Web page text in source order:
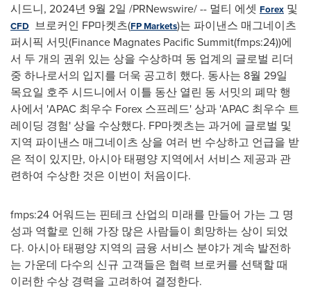
시드니, 2024년 9월 2일 /PRNewswire/ -- 멀티 에셋 Forex 및
CFD 브로커인 FP마켓츠(FP Markets)는 파이낸스 매그네이츠
퍼시픽 서밋(Finance Magnates Pacific Summit(fmps:24))에
서 두 개의 권위 있는 상을 수상하며 동 업계의 글로벌 리더
중 하나로서의 입지를 더욱 공고히 했다. 동사는 8월 29일
목요일 호주 시드니에서 이틀 동산 열린 동 서밋의 폐막 행
사에서 'APAC 최우수 Forex 스프레드' 상과 'APAC 최우수 트
레이딩 경험' 상을 수상했다. FP마켓츠는 과거에 글로벌 및
지역 파이낸스 매그네이츠 상을 여러 번 수상하고 언급을 받
은 적이 있지만, 아시아 태평양 지역에서 서비스 제공과 관
련하여 수상한 것은 이번이 처음이다.
fmps:24 어워드는 핀테크 산업의 미래를 만들어 가는 그 명
성과 역할로 인해 가장 많은 사람들이 희망하는 상이 되었
다. 아시아 태평양 지역의 금융 서비스 분야가 계속 발전하
는 가운데 다수의 신규 고객들은 협력 브로커를 선택할 때
이러한 수상 경력을 고려하여 결정한다.